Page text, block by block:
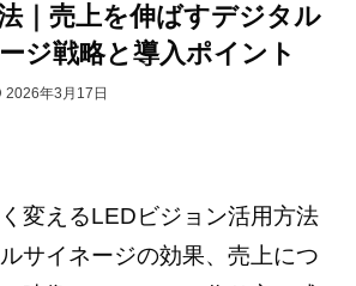
｜売上を伸ばすデジタル
ジ戦略と導入ポイント
2026年3月17日
変えるLEDビジョン活用方法
サイネージの効果、売上につ